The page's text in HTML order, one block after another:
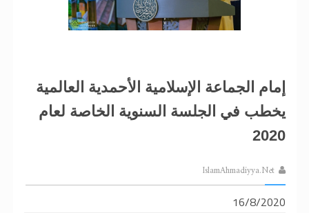
إمام الجماعة الإسلامية الأحمدية العالمية
يخطب في الجلسة السنوية الخاصة لعام
2020
IslamAhmadiyya.Net
16/8/2020